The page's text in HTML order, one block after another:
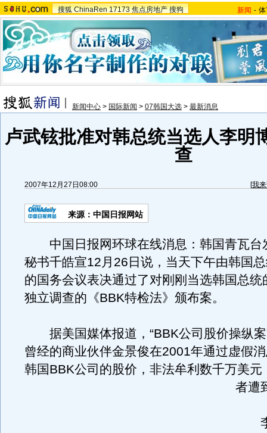
搜狐 ChinaRen 17173 焦点房地产 搜狗 新闻 -
新闻中心 > 国际新闻 > 07韩国大选 > 最新消息
卢武铉批准对韩总统当选人李明
查
2007年12月27日08:00 [我
来源：中国日报网站
中国日报网环球在线消息：韩国青瓦台
秘书千皓宣12月26日说，当天下午由韩国
的国务会议表决通过了对刚刚当选韩国总统
独立调查的《BBK特检法》颁布案。
据美国媒体报道，“BBK公司股价操纵案
曾经的商业伙伴金景俊在2001年通过虚假
韩国BBK公司的股价，非法牟利数千万美元
者遭
李